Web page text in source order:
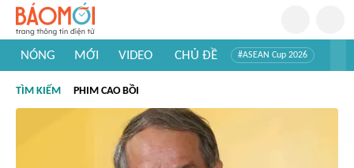
NÓNG MỚI VIDEO CHỦ ĐỀ #ASEAN Cup 2026
#Khám phá thế giới
TÌM KIẾM PHIM CAO BỒI